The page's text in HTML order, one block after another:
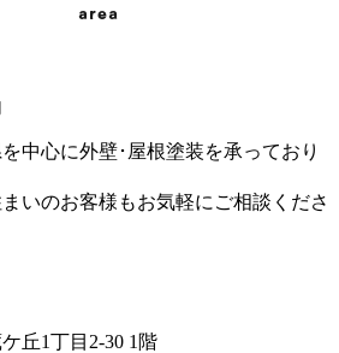
中心に外壁･屋根塗装を承っており
いのお客様もお気軽にご相談くださ
丘1丁目2-30 1階